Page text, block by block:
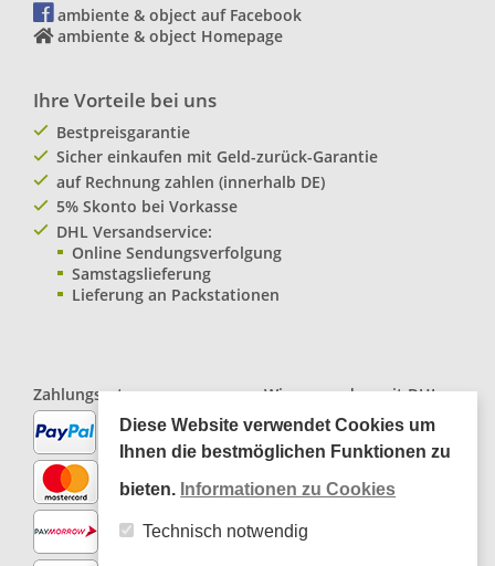
ambiente & object auf Facebook
ambiente & object Homepage
Ihre Vorteile bei uns
Bestpreisgarantie
Sicher einkaufen mit Geld-zurück-Garantie
auf Rechnung zahlen (innerhalb DE)
5% Skonto bei Vorkasse
DHL Versandservice:
Online Sendungsverfolgung
Samstagslieferung
Lieferung an Packstationen
Zahlungsarten: Wir versenden mitDHL
Paketservice
Diese Website verwendet Cookies um
Ihnen die bestmöglichen Funktionen zu
bieten. Informationen zu Cookies
Technisch notwendig